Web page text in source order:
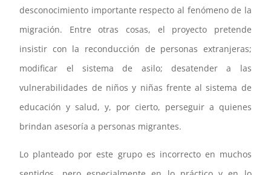
desconocimiento importante respecto al fenómeno de la
migración. Entre otras cosas, el proyecto pretende
insistir con la reconducción de personas extranjeras;
modificar el sistema de asilo; desatender a las
vulnerabilidades de niños y niñas frente al sistema de
educación y salud, y, por cierto, perseguir a quienes
brindan asesoría a personas migrantes.
Lo planteado por este grupo es incorrecto en muchos